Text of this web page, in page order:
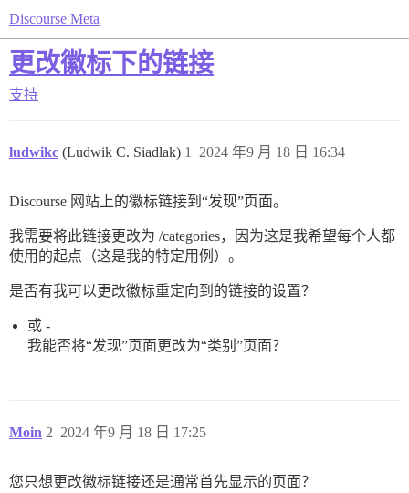
Discourse Meta
更改徽标下的链接
支持
ludwikc (Ludwik C. Siadlak) 2024 年9 月 18 日 16:34
1
Discourse 网站上的徽标链接到“发现”页面。
我需要将此链接更改为 /categories，因为这是我希望每个人都
使用的起点（这是我的特定用例）。
是否有我可以更改徽标重定向到的链接的设置？
或 -
我能否将“发现”页面更改为“类别”页面？
Moin 2024 年9 月 18 日 17:25
2
您只想更改徽标链接还是通常首先显示的页面？